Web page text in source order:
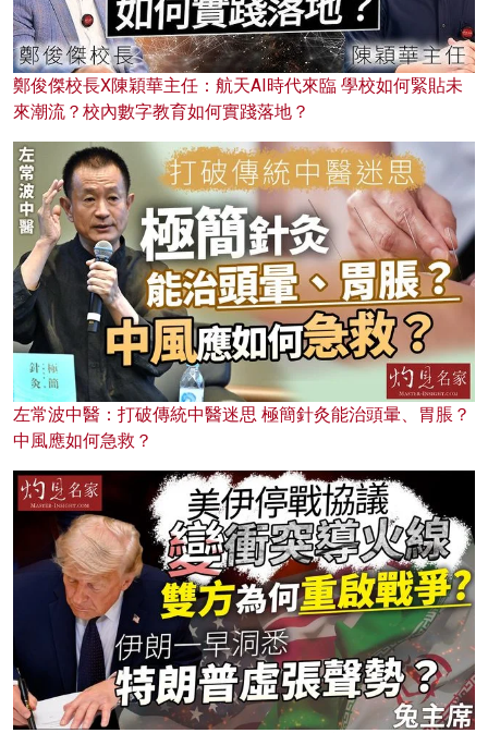
鄭俊傑校長X陳穎華主任：航天AI時代來臨 學校如何緊貼未
來潮流？校內數字教育如何實踐落地？
左常波中醫：打破傳統中醫迷思 極簡針灸能治頭暈、胃脹？
中風應如何急救？